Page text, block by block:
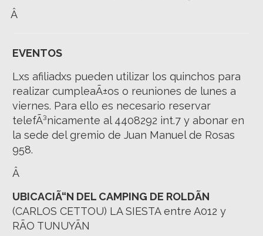
Â
EVENTOS
Lxs afiliadxs pueden utilizar los quinchos para
realizar cumpleaÃ±os o reuniones de lunes a
viernes. Para ello es necesario reservar
telefÃ³nicamente al 4408292 int.7 y abonar en
la sede del gremio de Juan Manuel de Rosas
958.
Â
UBICACIÃ“N DEL CAMPING DE ROLDÃN
(CARLOS CETTOU) LA SIESTA entre A012 y
RÃO TUNUYÃN